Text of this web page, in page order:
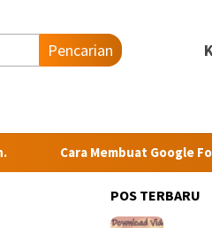
Pencarian
Cara Membuat Google Form
POS TERBARU